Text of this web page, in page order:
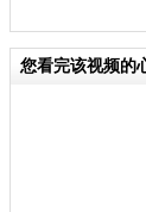
您看完该视频的